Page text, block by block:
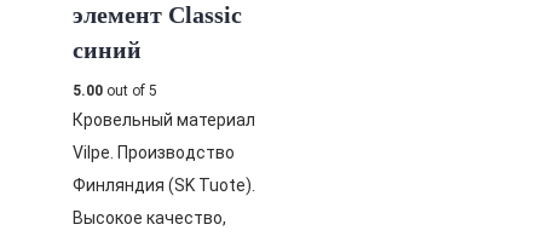
элемент Classic
синий
5.00 out of 5
Кровельный материал
Vilpe. Производство
Финляндия (SK Tuote).
Высокое качество,